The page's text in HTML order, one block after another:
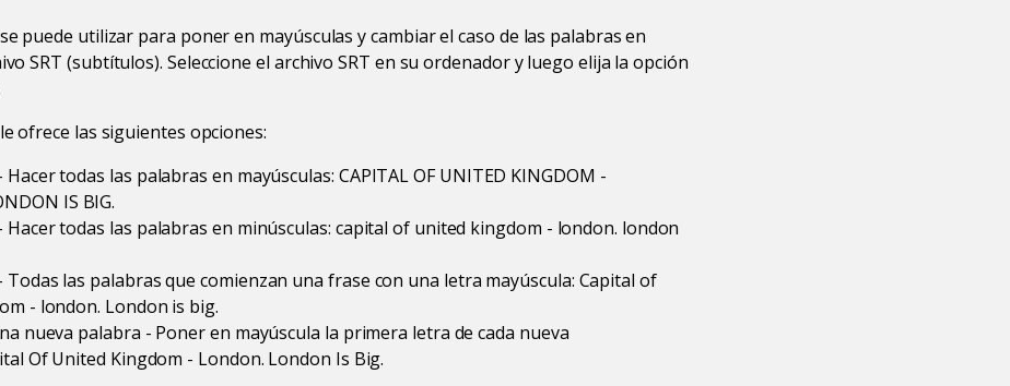
puede utilizar para poner en mayúsculas y cambiar el caso de las palabras en
SRT (subtítulos). Seleccione el archivo SRT en su ordenador y luego elija la opción
ofrece las siguientes opciones:
Hacer todas las palabras en mayúsculas: CAPITAL OF UNITED KINGDOM -
IS BIG.
Hacer todas las palabras en minúsculas: capital of united kingdom - london. london
Todas las palabras que comienzan una frase con una letra mayúscula: Capital of
- london. London is big.
nueva palabra - Poner en mayúscula la primera letra de cada nueva
Of United Kingdom - London. London Is Big.